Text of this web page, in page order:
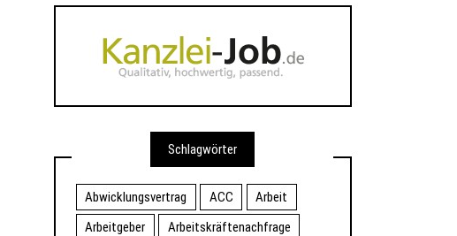
Schlagwörter
Abwicklungsvertrag ACC
Arbeit
Arbeitgeber
Arbeitskräftenachfrage